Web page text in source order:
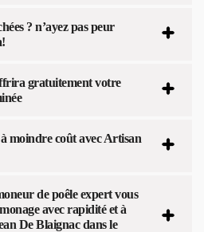
? n’ayez pas peur
gratuitement votre
moindre coût avec Artisan
de poêle expert vous
avec rapidité et à
De Blaignac dans le